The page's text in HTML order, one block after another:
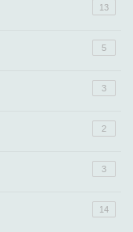
13
5
3
2
3
14